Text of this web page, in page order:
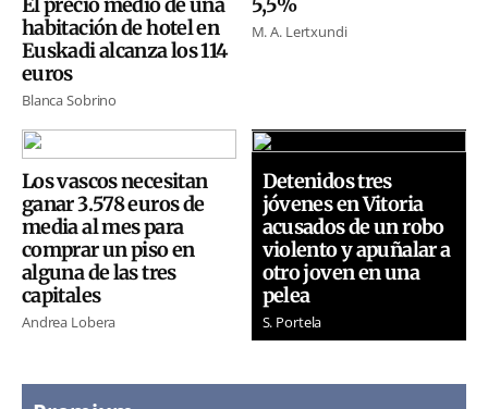
habitación de hotel en
Euskadi alcanza los 114
euros
Blanca Sobrino
M. A. Lertxundi
Los vascos necesitan
ganar 3.578 euros de
media al mes para
comprar un piso en
alguna de las tres
capitales
Andrea Lobera
Detenidos tres
jóvenes en Vitoria
acusados de un robo
violento y apuñalar a
otro joven en una
pelea
S. Portela